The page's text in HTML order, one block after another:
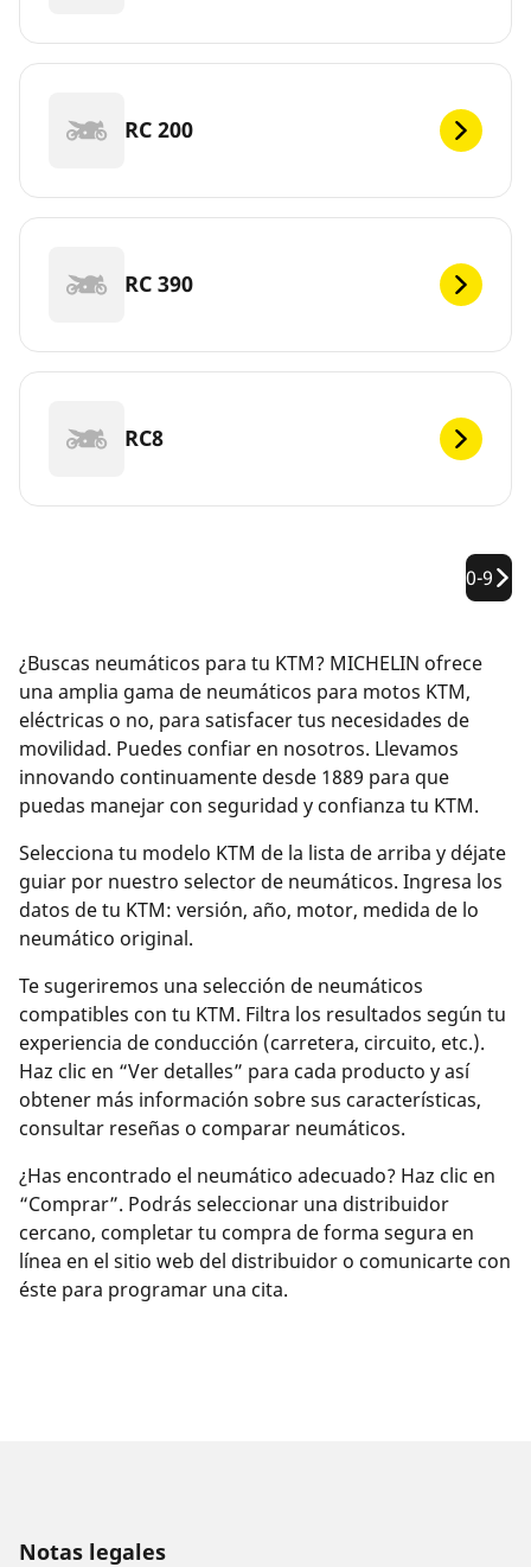
RC 200
RC 390
RC8
0-9
¿Buscas neumáticos para tu KTM? MICHELIN ofrece
una amplia gama de neumáticos para motos KTM,
eléctricas o no, para satisfacer tus necesidades de
movilidad. Puedes confiar en nosotros. Llevamos
innovando continuamente desde 1889 para que
puedas manejar con seguridad y confianza tu KTM.
Selecciona tu modelo KTM de la lista de arriba y déjate
guiar por nuestro selector de neumáticos. Ingresa los
datos de tu KTM: versión, año, motor, medida de lo
neumático original.
Te sugeriremos una selección de neumáticos
compatibles con tu KTM. Filtra los resultados según tu
experiencia de conducción (carretera, circuito, etc.).
Haz clic en “Ver detalles” para cada producto y así
obtener más información sobre sus características,
consultar reseñas o comparar neumáticos.
¿Has encontrado el neumático adecuado? Haz clic en
“Comprar”. Podrás seleccionar una distribuidor
cercano, completar tu compra de forma segura en
línea en el sitio web del distribuidor o comunicarte con
éste para programar una cita.
Notas legales